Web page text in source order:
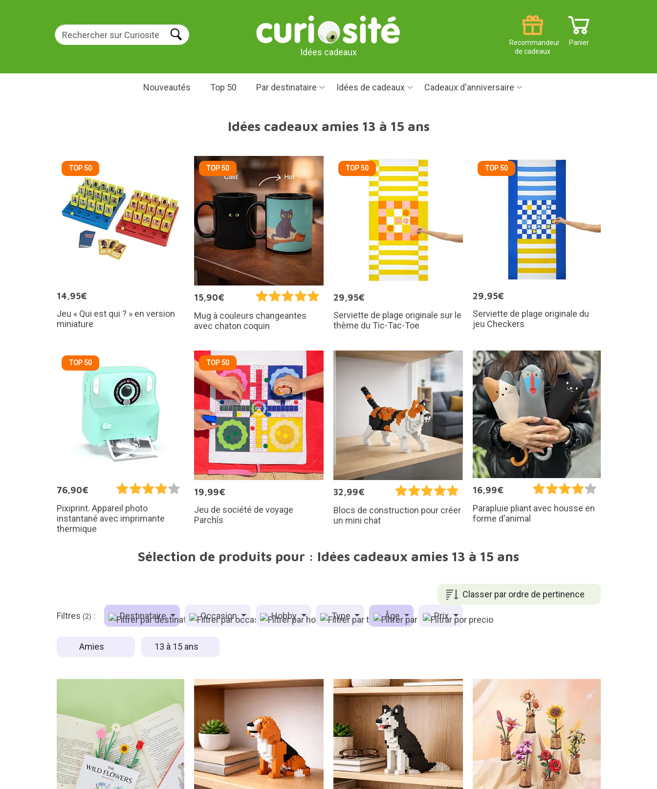
Idées cadeaux
Panier
Recommandeur
de cadeaux
Nouveautés Top 50 Par destinataire Idées de cadeaux Cadeaux d'anniversaire
Idées cadeaux amies 13 à 15 ans
TOP 50
14,95€
Jeu « Qui est qui ? » en version
miniature
TOP 50
15,90€
Mug à couleurs changeantes
avec chaton coquin
TOP 50
29,95€
Serviette de plage originale sur le
thème du Tic-Tac-Toe
TOP 50
29,95€
Serviette de plage originale du
jeu Checkers
TOP 50
76,90€
Pixiprint. Appareil photo
instantané avec imprimante
thermique
TOP 50
19,99€
Jeu de société de voyage
Parchís
32,99€
Blocs de construction pour créer
un mini chat
16,99€
Parapluie pliant avec housse en
forme d'animal
Sélection de produits pour : Idées cadeaux amies 13 à 15 ans
Classer par ordre de pertinence
Filtres (2) : Destinataire Occasion Hobby Type Âge Prix
Amies 13 à 15 ans